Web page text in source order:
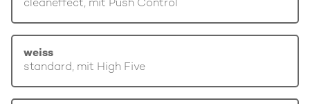
cleaneffect, mit Push Control
weiss
standard, mit High Five